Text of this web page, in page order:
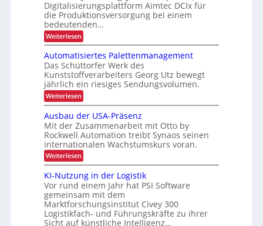
k
t
i
o
n
ä
l
t
l
i
c
h
f
r
i
s
t
i
g
e
E
i
n
s
ä
t
z
e
r
L
o
g
i
s
t
i
k
k
a
p
a
z
i
ä
t
e
n
l
e
r
e
P
r
o
z
e
s
s
r
ü
k
m
e
l
d
u
n
g
Digitalisierungsplattform Aimtec DCIx für
die Produktionsversorgung bei einem
bedeutenden…
Weiterlesen:
S
e
q
u
e
n
z
l
i
e
f
e
r
u
n
g
d
a
n
k
A
i
m
Automatisiertes Palettenmanagement
Das Schüttorfer Werk des
Kunststoffverarbeiters Georg Utz bewegt
jährlich ein riesiges Sendungsvolumen.
Weiterlesen:
A
t
o
m
a
t
i
i
e
r
t
e
s
Ausbau der USA-Präsenz
Mit der Zusammenarbeit mit Otto by
Rockwell Automation treibt Synaos seinen
internationalen Wachstumskurs voran.
Weiterlesen:
A
s
b
a
u
d
e
KI-Nutzung in der Logistik
Vor rund einem Jahr hat PSI Software
gemeinsam mit dem
Marktforschungsinstitut Civey 300
Logistikfach- und Führungskräfte zu ihrer
Sicht auf künstliche Intelligenz…